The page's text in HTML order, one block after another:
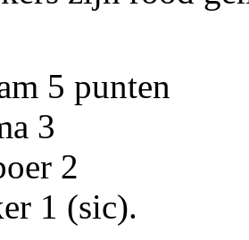
5 punten
3
2
1 (sic).